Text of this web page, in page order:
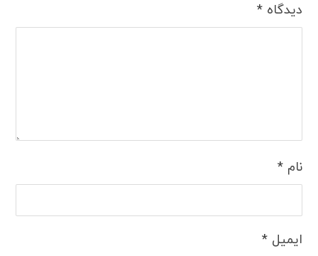
دیدگاه*
نام*
ایمیل*